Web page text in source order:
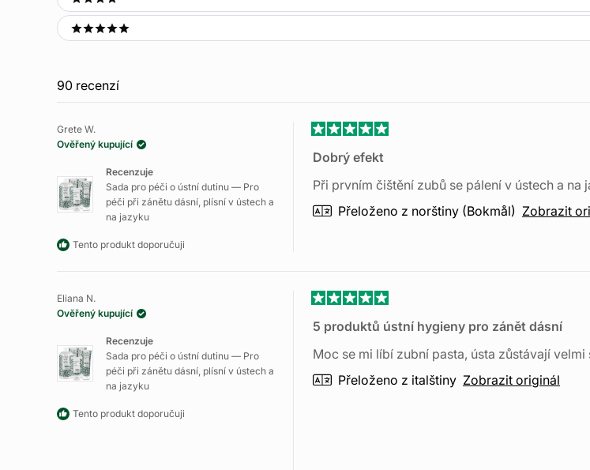
Paradentóza: Více informací o léčbě a prevenci
Vaše cesta k dobré ústní hygieně: Jednoduchá opatření dělají rozdí
4 stars
5 stars
90 recenzí
Grete W.
Ověřený kupující
Recenzuje
Sada pro péči o ústní dutinu — Pro
péči při zánětu dásní, plísní v ústech a
na jazyku
Tento produkt doporučuji
5
5
hvězdiček
Dobrý efekt
Při prvním čištění zubů se pálení v ústech a
Přeloženo z norštiny (Bokmål) Zobrazit
Eliana N.
Ověřený kupující
Recenzuje
Sada pro péči o ústní dutinu — Pro
péči při zánětu dásní, plísní v ústech a
na jazyku
Tento produkt doporučuji
5
5
hvězdiček
5 produktů ústní hygieny pro zánět dásní
Moc se mi líbí zubní pasta, ústa zůstávají
Přeloženo z italštiny Zobrazit originál